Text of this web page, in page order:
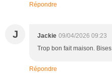
Répondre
J Jackie 09/04/2026 09:23
Trop bon fait maison. Bises
Répondre